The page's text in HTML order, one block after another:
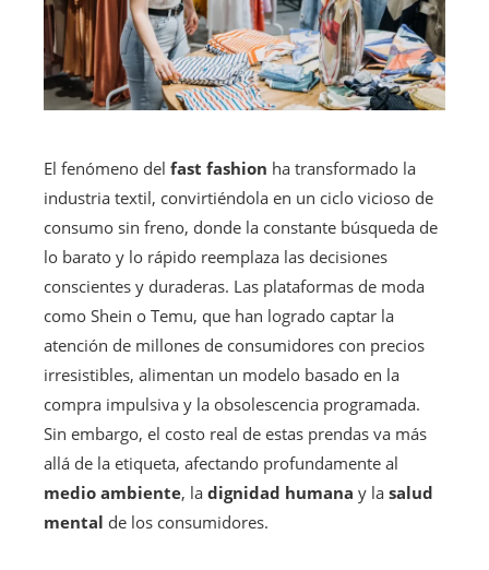
El fenómeno del fast fashion ha transformado la
industria textil, convirtiéndola en un ciclo vicioso de
consumo sin freno, donde la constante búsqueda de
lo barato y lo rápido reemplaza las decisiones
conscientes y duraderas. Las plataformas de moda
como Shein o Temu, que han logrado captar la
atención de millones de consumidores con precios
irresistibles, alimentan un modelo basado en la
compra impulsiva y la obsolescencia programada.
Sin embargo, el costo real de estas prendas va más
allá de la etiqueta, afectando profundamente al
medio ambiente, la dignidad humana y la salud
mental de los consumidores.